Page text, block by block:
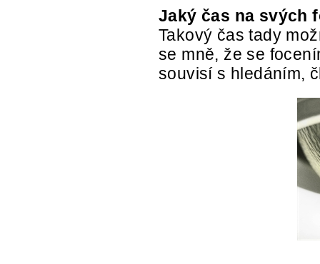
Jaký čas na svých
Takový čas tady
se mně, že se
souvisí s hledáním,